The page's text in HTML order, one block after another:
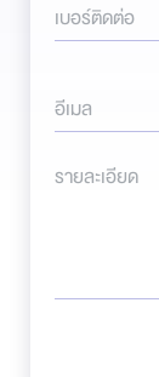
เบอร์ติดต่อ
อีเมล
รายละเอียด